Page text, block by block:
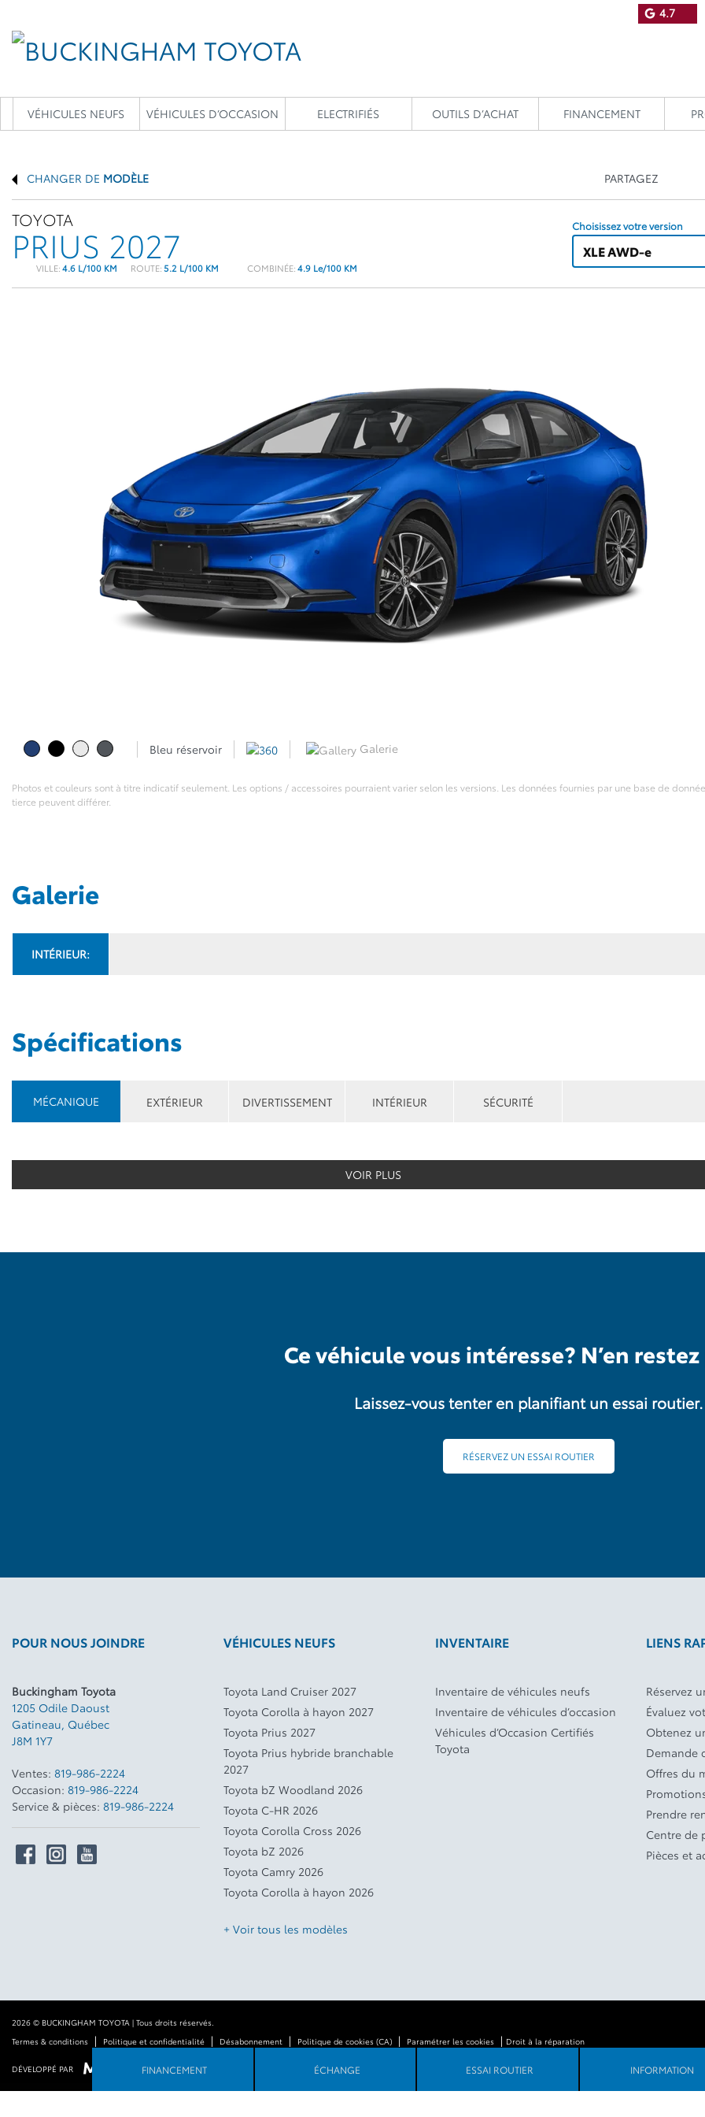
4.7
VÉHICULES NEUFS VÉHICULES D’OCCASION ELECTRIFIÉS OUTILS D’ACHAT FINANCEMENT
CHANGER DE MODÈLE PARTAGEZ
TOYOTA
PRIUS 2027
VILLE:4.6 L/100 KM ROUTE:5.2 L/100 KM COMBINÉE:4.9 Le/100 KM
Choisissez votre version
XLE AWD-e
Bleu réservoir Galerie
Photos et couleurs sont à titre indicatif seulement. Les options / accessoires pourraient varier selon les versions. Les données fournies par une base de
tierce peuvent différer.
Galerie
INTÉRIEUR:
Spécifications
MÉCANIQUE EXTÉRIEUR DIVERTISSEMENT INTÉRIEUR SÉCURITÉ
VOIR PLUS
FINANCEMENT ÉCHANGE ESSAI ROUTIER INFORMATION
Ce véhicule vous intéresse? N’en
Laissez-vous tenter en planifiant un essai routier.
RÉSERVEZ UN ESSAI ROUTIER
POUR NOUS JOINDRE
Buckingham Toyota
1205 Odile Daoust
Gatineau, Québec
J8M 1Y7
Ventes: 819-986-2224
Occasion: 819-986-2224
Service & pièces: 819-986-2224
VÉHICULES NEUFS
Toyota Land Cruiser 2027
Toyota Corolla à hayon 2027
Toyota Prius 2027
Toyota Prius hybride branchable
2027
Toyota bZ Woodland 2026
Toyota C-HR 2026
Toyota Corolla Cross 2026
Toyota bZ 2026
Toyota Camry 2026
Toyota Corolla à hayon 2026
+ Voir tous les modèles
INVENTAIRE
Inventaire de véhicules neufs
Inventaire de véhicules d’occasion
Véhicules d’Occasion Certifiés
Toyota
LIENS
Réservez
Évaluez
Obtenez
Demande
Offres du
Prendre
Centre de
Pièces et
2026 © BUCKINGHAM TOYOTA | Tous droits réservés.
Termes & conditions | Politique et confidentialité | Désabonnement | Politique de cookies (CA) | Paramétrer les cookies | Droit à la réparation
DÉVELOPPÉ PAR